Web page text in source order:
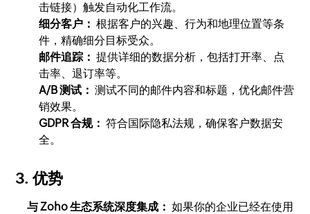
击链接）触发自动化工作流。
细分客户： 根据客户的兴趣、行为和地理位置等条
件，精确细分目标受众。
邮件追踪： 提供详细的数据分析，包括打开率、点
击率、退订率等。
A/B 测试： 测试不同的邮件内容和标题，优化邮件营
销效果。
GDPR 合规： 符合国际隐私法规，确保客户数据安
全。
3. 优势
与 Zoho 生态系统深度集成： 如果你的企业已经在使用